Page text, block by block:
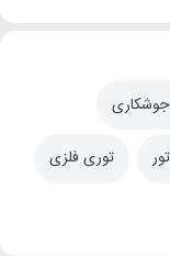
جوشکاری
توری فلزی